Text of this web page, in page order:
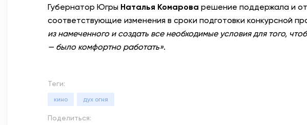
Губернатор Югры Наталья Комарова решение поддержала и
соответствующие изменения в сроки подготовки конкурсной
из намеченного и создать все необходимые условия для того,
—было комфортно работать».
Теги:
кино дух огня
Поделиться: